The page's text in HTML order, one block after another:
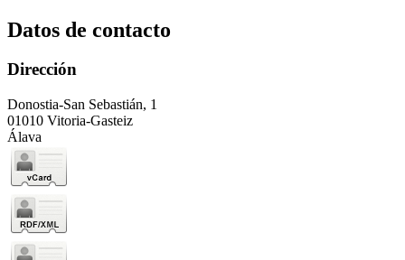
Datos de contacto
Dirección
Donostia-San Sebastián, 1
01010 Vitoria-Gasteiz
Álava